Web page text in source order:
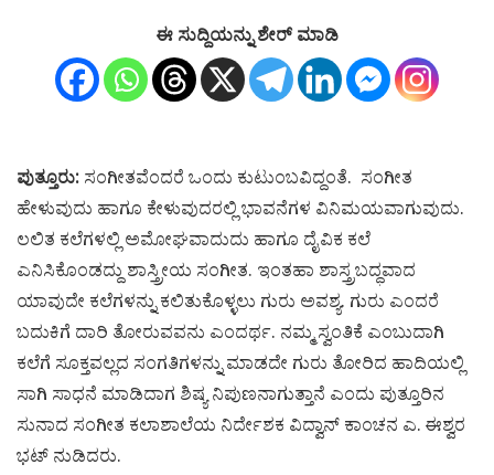
ಈ ಸುದ್ದಿಯನ್ನು ಶೇರ್ ಮಾಡಿ
ಪುತ್ತೂರು:ಸಂಗೀತವೆಂದರೆ ಒಂದು ಕುಟುಂಬವಿದ್ದಂತೆ. ಸಂಗೀತ
ಹೇಳುವುದು ಹಾಗೂ ಕೇಳುವುದರಲ್ಲಿ ಭಾವನೆಗಳ ವಿನಿಮಯವಾಗುವುದು.
ಲಲಿತ ಕಲೆಗಳಲ್ಲಿ ಅಮೋಘವಾದುದು ಹಾಗೂ ದೈವಿಕ ಕಲೆ
ಎನಿಸಿಕೊಂಡದ್ದು ಶಾಸ್ತ್ರೀಯ ಸಂಗೀತ. ಇಂತಹಾ ಶಾಸ್ತ್ರಬದ್ಧವಾದ
ಯಾವುದೇ ಕಲೆಗಳನ್ನು ಕಲಿತುಕೊಳ್ಳಲು ಗುರು ಅವಶ್ಯ. ಗುರು ಎಂದರೆ
ಬದುಕಿಗೆ ದಾರಿ ತೋರುವವನು ಎಂದರ್ಥ. ನಮ್ಮ ಸ್ವಂತಿಕೆ ಎಂಬುದಾಗಿ
ಕಲೆಗೆ ಸೂಕ್ತವಲ್ಲದ ಸಂಗತಿಗಳನ್ನು ಮಾಡದೇ ಗುರು ತೋರಿದ ಹಾದಿಯಲ್ಲಿ
ಸಾಗಿ ಸಾಧನೆ ಮಾಡಿದಾಗ ಶಿಷ್ಯ ನಿಪುಣನಾಗುತ್ತಾನೆ ಎಂದು ಪುತ್ತೂರಿನ
ಸುನಾದ ಸಂಗೀತ ಕಲಾಶಾಲೆಯ ನಿರ್ದೇಶಕ ವಿದ್ವಾನ್ ಕಾಂಚನ ಎ. ಈಶ್ವರ
ಭಟ್ ನುಡಿದರು.